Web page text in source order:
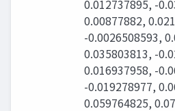
0.012737895, -
0.00877882,
-0.0026508593,
0.035803813, -
0.016937958, -
-0.019278977,
0.059764825,